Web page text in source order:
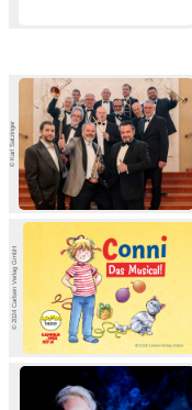
© Karl Satzinger
© 2024 Carlsen Verlag GmbH